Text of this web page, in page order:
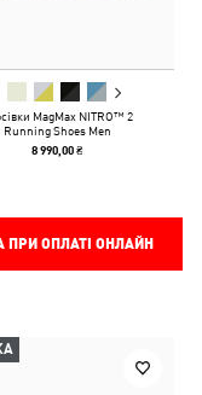
MagMax NITRO™ 2
Running Shoes Men
8 990,00 ₴
ОПЛАТІ ОНЛАЙН